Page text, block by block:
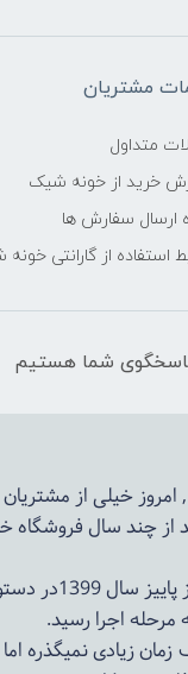
مشتریان
متداول
خرید از خونه شیک
ارسال سفارش ها
استفاده از گارانتی
خیلی از
از چند سال فروشگاه
کار مجموعه
زمان زیادی نمیگذره